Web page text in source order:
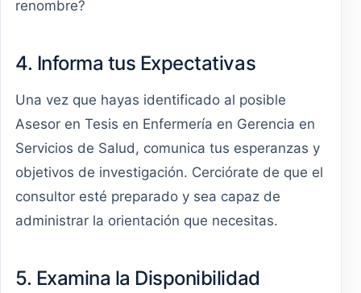
renombre?
4. Informa tus Expectativas
Una vez que hayas identificado al posible
Asesor en Tesis en Enfermería en Gerencia en
Servicios de Salud, comunica tus esperanzas y
objetivos de investigación. Cerciórate de que el
consultor esté preparado y sea capaz de
administrar la orientación que necesitas.
5. Examina la Disponibilidad